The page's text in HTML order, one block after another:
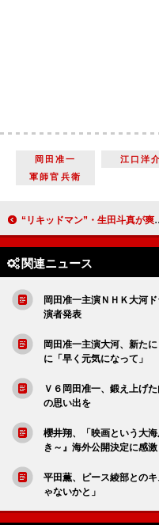
岡田准一 江口洋介
軍師官兵衛
“リキッドマン”・生田斗真が爽快アクション披露 激しく逆立つ地毛に照れ笑いも
関連ニュース
岡田准一主演ＮＨＫ大河
演者発表
岡田准一主演大河、新た
に「早く元気になって」
Ｖ６岡田准一、鍛え上げ
の思い出を
櫻井翔、「映画という大
き～』海外公開決定に感激
平田薫、ピース綾部との
ゃないかと」